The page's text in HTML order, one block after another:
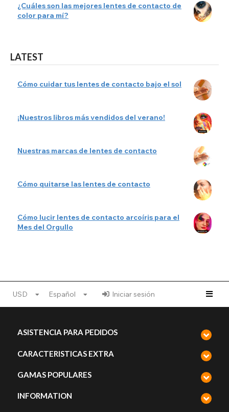
¿Cuáles son las mejores lentes de contacto de
color para mí?
LATEST
Cómo cuidar tus lentes de contacto bajo el sol
¡Nuestros libros más vendidos del verano!
Nuestras marcas de lentes de contacto
Cómo quitarse las lentes de contacto
Cómo lucir lentes de contacto arcoíris para el
Mes del Orgullo
USD Español Iniciar sesión
ASISTENCIA PARA PEDIDOS
CARACTERISTICAS EXTRA
GAMAS POPULARES
INFORMATION